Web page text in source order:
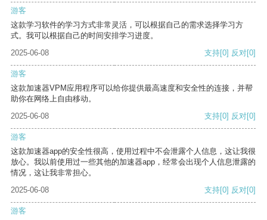
游客
这款学习软件的学习方式非常灵活，可以根据自己的需求选择学习方
式。我可以根据自己的时间安排学习进度。
2025-06-08
支持[0] 反对[0]
游客
这款加速器VPM应用程序可以给你提供最高速度和安全性的连接，并帮
助你在网络上自由移动。
2025-06-08
支持[0] 反对[0]
游客
这款加速器app的安全性很高，使用过程中不会泄露个人信息，这让我很
放心。我以前使用过一些其他的加速器app，经常会出现个人信息泄露的
情况，这让我非常担心。
2025-06-08
支持[0] 反对[0]
游客